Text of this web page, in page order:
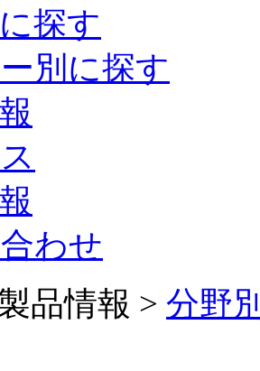
探す
別に探す
わせ
品情報 > 分野